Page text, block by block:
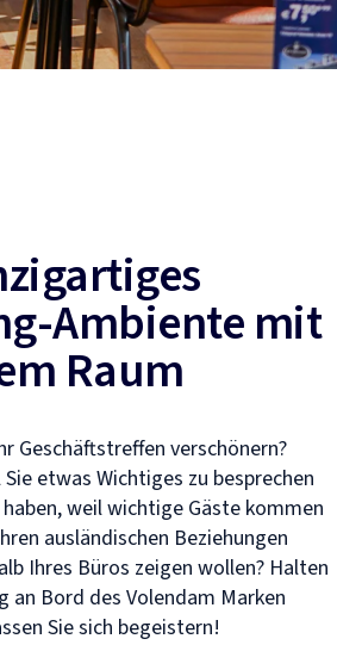
Ambiente mit
Raum
Geschäftstreffen verschönern?
etwas Wichtiges zu besprechen
weil wichtige Gäste kommen
ausländischen Beziehungen
Ihres Büros zeigen wollen? Halten
an Bord des Volendam Marken
Sie sich begeistern!